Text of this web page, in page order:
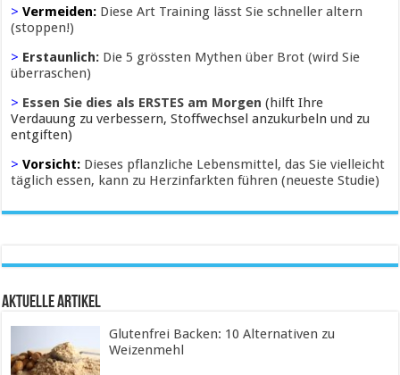
> Vermeiden: Diese Art Training lässt Sie schneller altern
(stoppen!)
> Erstaunlich: Die 5 grössten Mythen über Brot (wird Sie
überraschen)
> Essen Sie dies als ERSTES am Morgen (hilft Ihre
Verdauung zu verbessern, Stoffwechsel anzukurbeln und zu
entgiften)
> Vorsicht: Dieses pflanzliche Lebensmittel, das Sie vielleicht
täglich essen, kann zu Herzinfarkten führen (neueste Studie)
Aktuelle Artikel
Glutenfrei Backen: 10 Alternativen zu
Weizenmehl